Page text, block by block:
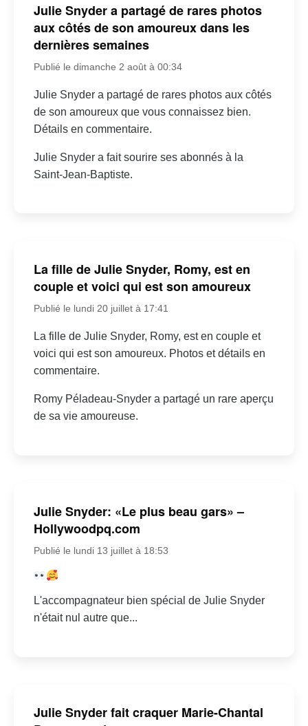
Julie Snyder a partagé de rares photos
aux côtés de son amoureux dans les
dernières semaines
Publié le dimanche 2 août à 00:34
Julie Snyder a partagé de rares photos aux côtés
de son amoureux que vous connaissez bien.
Détails en commentaire.
Julie Snyder a fait sourire ses abonnés à la
Saint-Jean-Baptiste.
La fille de Julie Snyder, Romy, est en
couple et voici qui est son amoureux
Publié le lundi 20 juillet à 17:41
La fille de Julie Snyder, Romy, est en couple et
voici qui est son amoureux. Photos et détails en
commentaire.
Romy Péladeau-Snyder a partagé un rare aperçu
de sa vie amoureuse.
Julie Snyder: «Le plus beau gars» –
Hollywoodpq.com
Publié le lundi 13 juillet à 18:53
L'accompagnateur bien spécial de Julie Snyder
n'était nul autre que...
Julie Snyder fait craquer Marie-Chantal